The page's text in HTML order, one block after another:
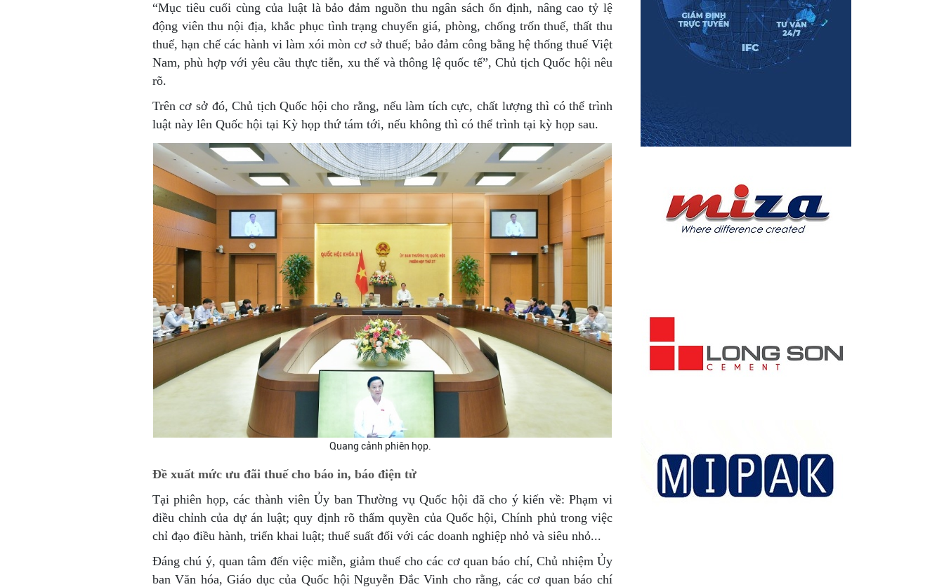
“Mục tiêu cuối cùng của luật là bảo đảm nguồn thu ngân sách ổn định, nâng cao tỷ lệ
động viên thu nội địa, khắc phục tình trạng chuyển giá, phòng, chống trốn thuế, thất thu
thuế, hạn chế các hành vi làm xói mòn cơ sở thuế; bảo đảm công bằng hệ thống thuế Việt
Nam, phù hợp với yêu cầu thực tiễn, xu thế và thông lệ quốc tế”, Chủ tịch Quốc hội nêu
rõ.
Trên cơ sở đó, Chủ tịch Quốc hội cho rằng, nếu làm tích cực, chất lượng thì có thể trình
luật này lên Quốc hội tại Kỳ họp thứ tám tới, nếu không thì có thể trình tại kỳ họp sau.
Quang cảnh phiên họp.
Đề xuất mức ưu đãi thuế cho báo in, báo điện tử
Tại phiên họp, các thành viên Ủy ban Thường vụ Quốc hội đã cho ý kiến về: Phạm vi
điều chỉnh của dự án luật; quy định rõ thẩm quyền của Quốc hội, Chính phủ trong việc
chỉ đạo điều hành, triển khai luật; thuế suất đối với các doanh nghiệp nhỏ và siêu nhỏ...
Đáng chú ý, quan tâm đến việc miễn, giảm thuế cho các cơ quan báo chí, Chủ nhiệm Ủy
ban Văn hóa, Giáo dục của Quốc hội Nguyễn Đắc Vinh cho rằng, các cơ quan báo chí